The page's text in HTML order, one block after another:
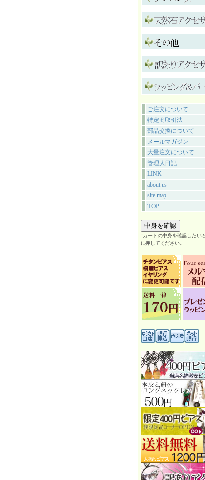
ご注文について
特定商取引法
部品交換について
メールマガジン
大量注文について
管理人日記
LINK
about us
site map
TOP
↑カートの中身を確認したい
に押してください。